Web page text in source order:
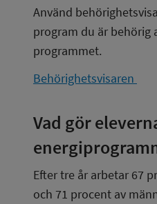
Använd
program du är behörig
programmet.
Behörighetsvisaren
Vad gör
Efter tre år arbetar 67
och 71 procent av